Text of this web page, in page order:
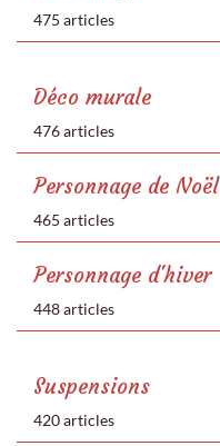
475 articles
Déco murale
476 articles
Personnage de Noël
465 articles
Personnage d'hiver
448 articles
Suspensions
420 articles